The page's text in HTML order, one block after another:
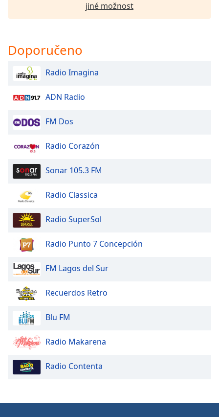
off,
Subtitles
subtitles
settings,
subtitles
dialog
subtitles
selected
Audio
Track
Picture-
in-
Picture
Fullscreen
modal
window.
Beginning
dialog
Escape
cancel
and
jiné možnost
Doporučeno
Radio Imagina
ADN Radio
FM Dos
Radio Corazón
Sonar 105.3 FM
Radio Classica
Radio SuperSol
Radio Punto 7 Concepción
FM Lagos del Sur
Recuerdos Retro
Blu FM
Radio Makarena
Radio Contenta